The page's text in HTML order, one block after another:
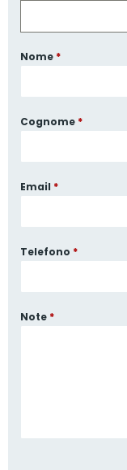
Nome *
Cognome *
Email *
Telefono *
Note *